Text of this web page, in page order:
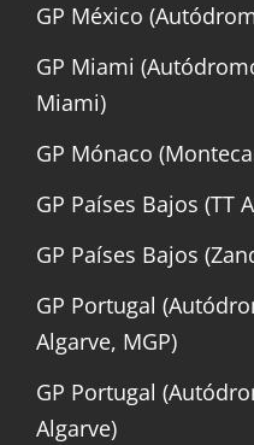
GP México
GP Miami
Miami)
GP Mónaco
GP Países Bajos (TT
GP Países Bajos
GP Portugal
Algarve, MGP)
GP Portugal
Algarve)